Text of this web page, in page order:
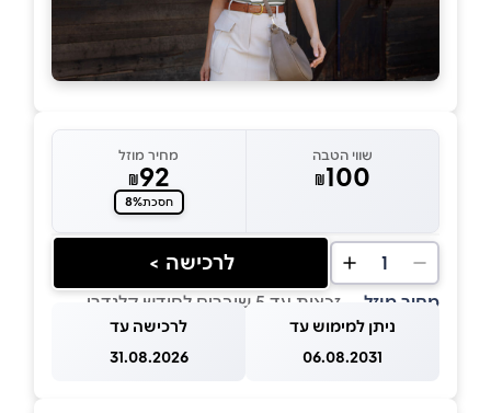
שווי הטבה
₪100
מחיר מוזל
₪92
חסכת8%
1 לרכישה >
מחיר מוזל — זכאות עד 5 שוברים לחודש קלנדרי
ניתן למימוש עד
06.08.2031
לרכישה עד
31.08.2026